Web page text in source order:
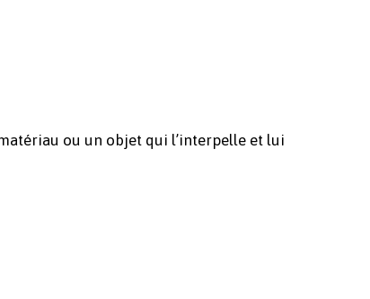
ou un objet qui l’interpelle et lui